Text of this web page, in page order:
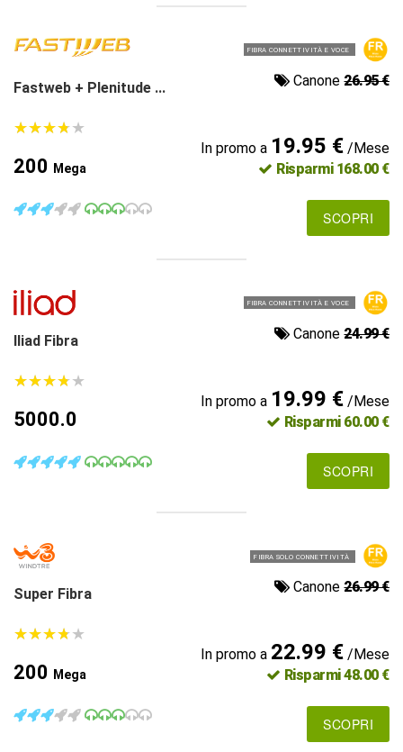
FIBRA CONNETTIVITÀ E VOCE
Fastweb + Plenitude ... Canone26.95 €
★★★★★
★★★★★
200 Mega
In promo a 19.95 €/Mese
Risparmi 168.00 €
SCOPRI
FIBRA CONNETTIVITÀ E VOCE
Iliad Fibra Canone24.99 €
★★★★★
★★★★★
5000.0
In promo a 19.99 €/Mese
Risparmi 60.00 €
SCOPRI
FIBRA SOLO CONNETTIVITÀ
Super Fibra Canone26.99 €
★★★★★
★★★★★
200 Mega
In promo a 22.99 €/Mese
Risparmi 48.00 €
SCOPRI